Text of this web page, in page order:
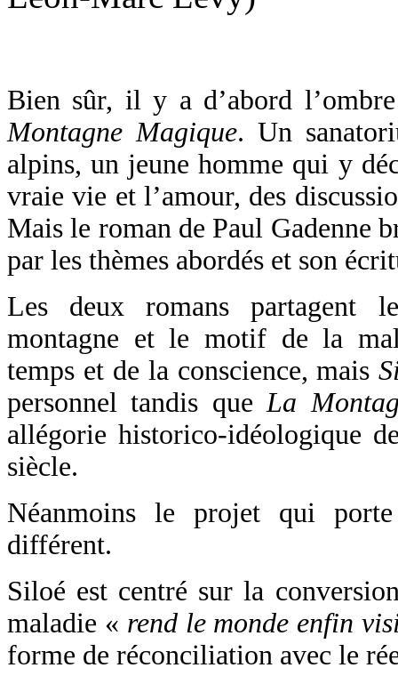
Bien sûr, il y a d’abord
Montagne Magique. Un
alpins, un jeune homme qui y
vraie vie et l’amour, des
Mais le roman de Paul Gadenne
par les thèmes abordés et son
Les deux romans partagent
montagne et le motif de la
temps et de la conscience, mais
personnel tandis que La
allégorie historico‑idéologique
siècle.
Néanmoins le projet qui
différent.
Siloé est centré sur la
maladie « rend le monde enfin
forme de réconciliation avec le